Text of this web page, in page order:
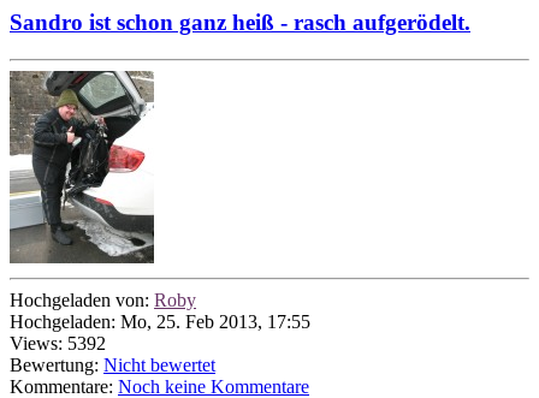
Sandro ist schon ganz heiß - rasch aufgerödelt.
Hochgeladen von: Roby
Hochgeladen: Mo, 25. Feb 2013, 17:55
Views: 5392
Bewertung: Nicht bewertet
Kommentare: Noch keine Kommentare